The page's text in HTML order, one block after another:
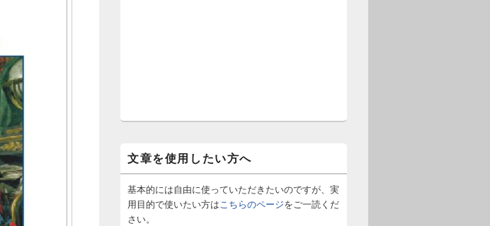
文章を使用したい方へ
基本的には自由に使っていただきたいのですが、実
用目的で使いたい方は こちらのページをご一読くだ
さい。